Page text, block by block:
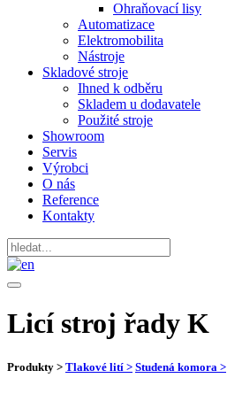
Ohraňovací lisy
Automatizace
Elektromobilita
Nástroje
Skladové stroje
Ihned k odběru
Skladem u dodavatele
Použité stroje
Showroom
Servis
Výrobci
O nás
Reference
Kontakty
Licí stroj řady K
Produkty > Tlakové lití > Studená komora >